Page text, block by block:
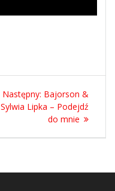
Następny: Następny
wpis:
Bajorson &
Sylwia Lipka – Podejdź
do mnie